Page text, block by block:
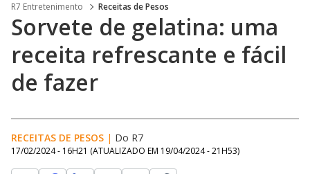
R7 Entretenimento Receitas de Pesos
Sorvete de gelatina: uma
receita refrescante e fácil
de fazer
RECEITAS DE PESOS | Do R7
17/02/2024 - 16H21 (ATUALIZADO EM 19/04/2024 - 21H53)